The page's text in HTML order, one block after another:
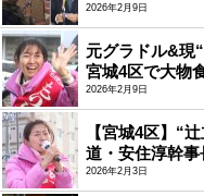
2026年2月9日
元グラドル&現
宮城4区で大物
2026年2月9日
【宮城4区】“
道・安住淳幹事
2026年2月3日